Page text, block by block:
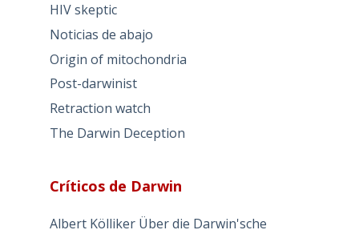
HIV skeptic
Noticias de abajo
Origin of mitochondria
Post-darwinist
Retraction watch
The Darwin Deception
Críticos de Darwin
Albert Kölliker Über die Darwin'sche